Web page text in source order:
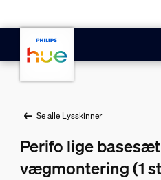
Se alle Lysskinner
Perifo lige
vægmontering (1